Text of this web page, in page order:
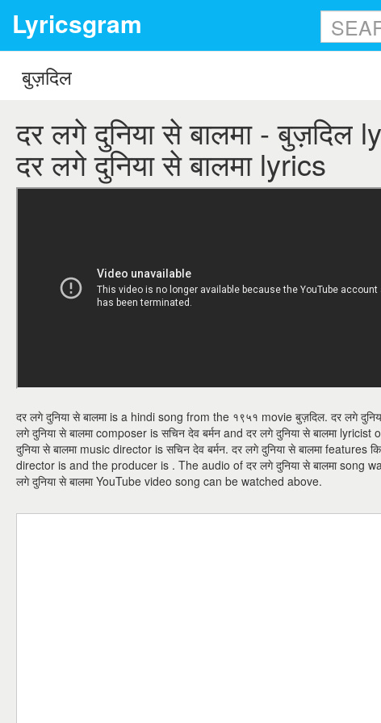
Lyricsgram
दर लगे दुनिया से बालमा - बुज़दिल
दर लगे दुनिया से बालमा lyrics
दर लगे दुनिया से बालमा is a hindi song from the १९५१ movie बुज़दिल. दर लगे
लगे दुनिया से बालमा composer is सचिन देव बर्मन and दर लगे दुनिया से बालमा
दुनिया से बालमा music director is सचिन देव बर्मन. दर लगे दुनिया से बालमा features
director is and the producer is . The audio of दर लगे दुनिया से बालमा song
लगे दुनिया से बालमा YouTube video song can be watched above.